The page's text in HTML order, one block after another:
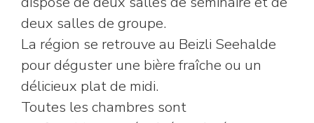
deux salles de groupe.
La région se retrouve au Beizli Seehalde
pour déguster une bière fraîche ou un
délicieux plat de midi.
Toutes les chambres sont